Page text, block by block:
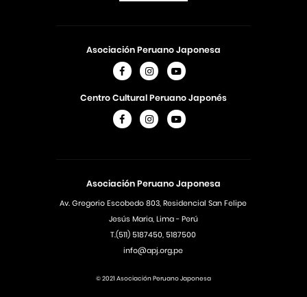
Asociación Peruano Japonesa
Av. Gregorio Escobedo 803, Residencial San Felipe
Jesús Maria, Lima - Perú
T.(511) 5187450, 5187500
info@apj.org.pe
Asociación Peruano Japonesa
Centro Cultural Peruano Japonés
© 2021 Asociación Peruano Japonesa